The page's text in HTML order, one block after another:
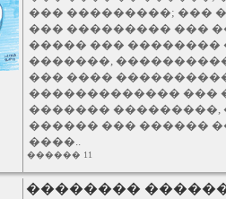
��� ���������; ���
��� ��������� ���
����� ��� ��������
�������,
��� ����
������������� ���
������� ���������,
������ ��� ������
����..
������ 11
��������